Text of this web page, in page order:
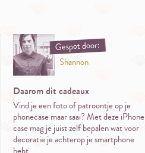
Gespot door:
Shannon
Daarom dit cadeaux
Vind je een foto of patroontje op je
phonecase maar saai? Met deze iPhone
case mag je juist zelf bepalen wat voor
decoratie je achterop je smartphone